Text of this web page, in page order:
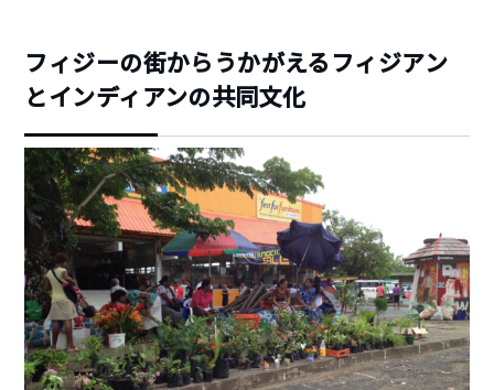
フィジーの街からうかがえるフィジアン
とインディアンの共同文化